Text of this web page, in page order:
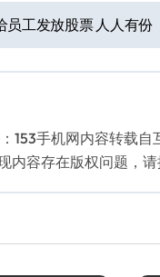
员工发放股票 人人有份
：153手机网内容转载
内容存在版权问题，